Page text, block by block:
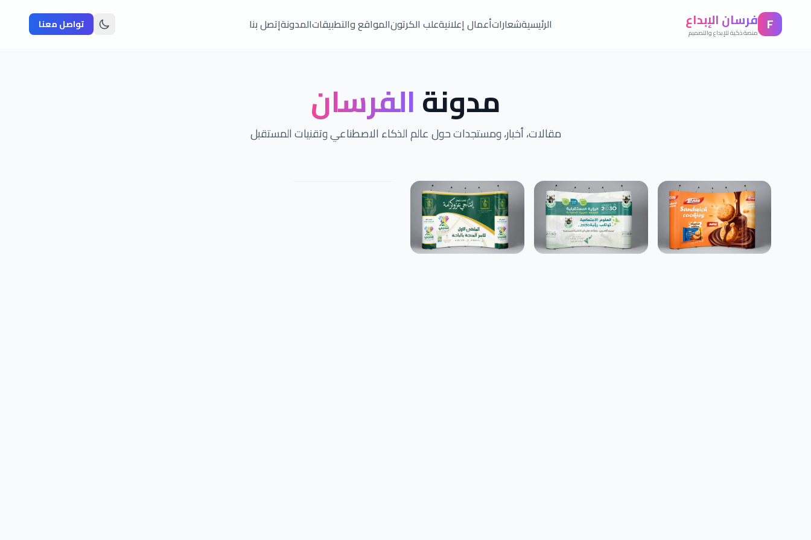
F فرسان الإبداع
منصة ذكية للإبداع والتصميم الرئيسيةشعاراتأعمال إعلانيةعلب الكرتونالمواقع والتطبيقاتالمدونةإتصل بنا تواصل معنا
مدونةالفرسان
مقالات، أخبار، ومستجدات حول عالم الذكاء الاصطناعي وتقنيات المستقبل